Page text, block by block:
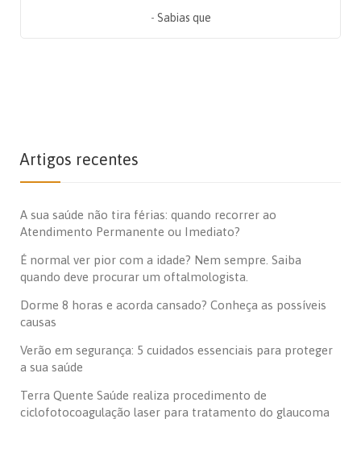
- Sabias que
Artigos recentes
A sua saúde não tira férias: quando recorrer ao
Atendimento Permanente ou Imediato?
É normal ver pior com a idade? Nem sempre. Saiba
quando deve procurar um oftalmologista.
Dorme 8 horas e acorda cansado? Conheça as possíveis
causas
Verão em segurança: 5 cuidados essenciais para proteger
a sua saúde
Terra Quente Saúde realiza procedimento de
ciclofotocoagulação laser para tratamento do glaucoma